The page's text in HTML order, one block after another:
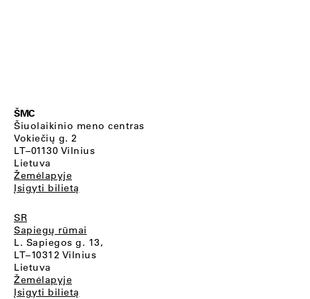
ŠMC
Šiuolaikinio meno centras
Vokiečių g. 2
LT–01130 Vilnius
Lietuva
Žemėlapyje
Įsigyti bilietą
SR
Sapiegų rūmai
L. Sapiegos g. 13,
LT–10312 Vilnius
Lietuva
Žemėlapyje
Įsigyti bilietą